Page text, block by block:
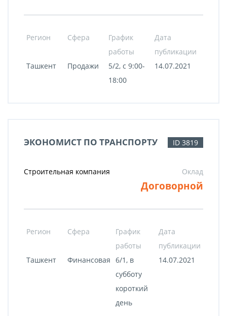
Регион Сфера
График
работы
Дата
публикации
Ташкент
Продажи
5/2, с 9:00-
18:00
14.07.2021
ЭКОНОМИСТ ПО ТРАНСПОРТУ ID 3819
Строительная компания Оклад
Договорной
Регион Сфера
График
работы
Дата
публикации
Ташкент
Финансовая 6/1, в
субботу
короткий
день
14.07.2021